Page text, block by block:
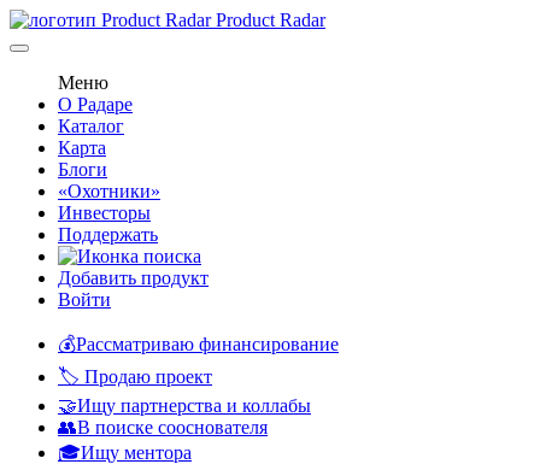
Product Radar
Меню
О Радаре
Каталог
Карта
Блоги
«Охотники»
Инвесторы
Поддержать
Добавить продукт
Войти
💰Рассматриваю финансирование
🏷️ Продаю проект
🤝Ищу партнерства и коллабы
👥В поиске сооснователя
🎓Ищу ментора